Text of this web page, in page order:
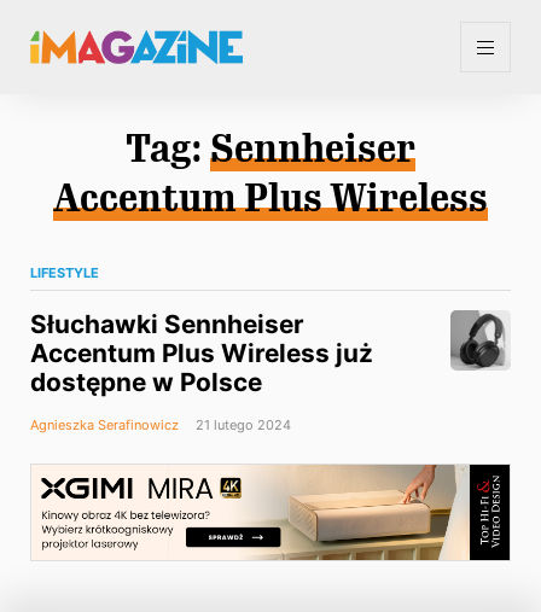
Tag: Sennheiser
Accentum Plus Wireless
LIFESTYLE
Słuchawki Sennheiser
Accentum Plus Wireless już
dostępne w Polsce
Agnieszka Serafinowicz 21 lutego 2024